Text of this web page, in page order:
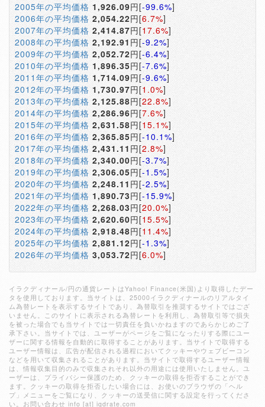
2005年の平均価格 1,926.09円[-99.6%]
2006年の平均価格 2,054.22円[6.7%]
2007年の平均価格 2,414.87円[17.6%]
2008年の平均価格 2,192.91 円[-9.2%]
2009年の平均価格 2,052.72円[-6.4%]
2010年の平均価格 1,896.35円[-7.6%]
2011年の平均価格 1,714.09円[-9.6%]
2012年の平均価格 1,730.97円[1.0%]
2013年の平均価格 2,125.88円[22.8%]
2014年の平均価格 2,286.96円[7.6%]
2015年の平均価格 2,631.58円[15.1%]
2016年の平均価格 2,365.85円[-10.1%]
2017年の平均価格 2,431.11 円[2.8%]
2018年の平均価格 2,340.00円[-3.7%]
2019年の平均価格 2,306.05円[-1.5%]
2020年の平均価格 2,248.11 円[-2.5%]
2021年の平均価格 1,890.73円[-15.9%]
2022年の平均価格 2,268.03円[20.0%]
2023年の平均価格 2,620.60円[15.5%]
2024年の平均価格 2,918.48円[11.4%]
2025年の平均価格 2,881.12円[-1.3%]
2026年の平均価格 3,053.72円[6.0%]
イラクディナール/円の通貨レートはYahoo! Finance(米国)より取得したデー
タを使用しております。当サイトは、25000イラクディナールのリアルタイ
ム為替レートを表示するサイトであり、為替取引を推奨するサイトではござ
いません。このサイトに表示される為替レートを利用し、為替取引等で損失
を被った場合でも当サイトでは一切責任を負いかねますのであらかじめご了
承下さい。当サイトでは、ユーザーがページをご覧になったりする際にユー
ザーに関する情報を自動的に取得することがあります。当サイトで取得する
ユーザー情報は、広告が配信される過程においてクッキーやウェブビーコン
などを用いて収集されることがあります。当サイトで取得するユーザー情報
は、情報収集目的のみで収集されそれ以外の用途には使用いたしません。ユ
ーザーは、プライバシー保護のため、クッキーの取得を拒否することができ
ます。クッキーの取得を拒否したい場合には、お使いのブラウザの「ヘル
プ」メニューをご覧になり、クッキーの送受信に関する設定を行ってくださ
い。お問い合わせ info [at] iqdrate.com